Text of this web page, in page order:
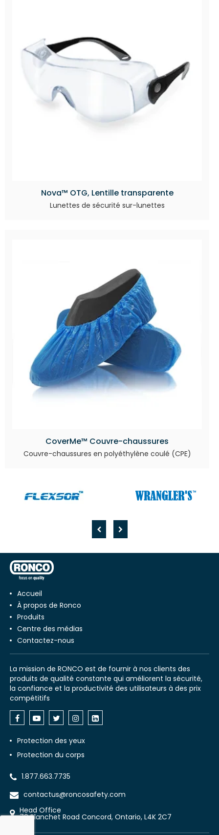
Nova™ OTG, Lentille transparente
Lunettes de sécurité sur-lunettes
CoverMe™ Couvre-chaussures
Couvre-chaussures en polyéthylène coulé (CPE)
Accueil
À propos de Ronco
Produits
Centre des médias
Contactez-nous
La mission de RONCO est de fournir à nos clients des
produits de qualité constante qui améliorent la sécurité,
la confiance et la productivité des utilisateurs à des prix
compétitifs
Protection des yeux
Protection du corps
1.877.663.7735
contactus@roncosafety.com
Head Office
70 Planchet Road Concord, Ontario, L4K 2C7